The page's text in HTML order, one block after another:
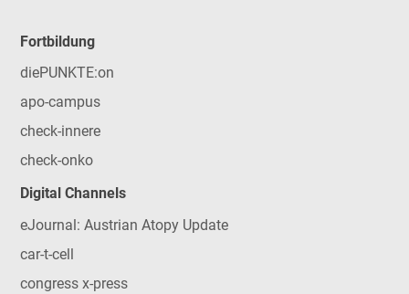
Fortbildung
diePUNKTE:on
apo-campus
check-innere
check-onko
Digital Channels
eJournal: Austrian Atopy Update
car-t-cell
congress x-press